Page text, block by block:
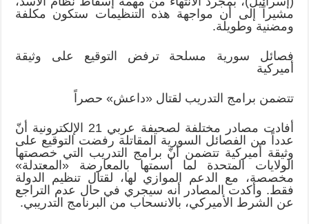
مشيراً إلى أن مواجهة هذه التنظيمات ستكون مكلفة
ومضنية وطويلة.
فصائل سورية مسلحة ترفض التوقيع على وثيقة
أميركية
تتضمن برامج التدريب لقتال «داعش» حصراً
أفادت مصادر مختلفة لصحيفة عربي 21 الإلكترونية أنّ
عدداً من الفصائل السورية المقاتلة رفضت التوقيع على
وثيقة أميركية تتضمن أنّ برامج التدريب التي خصصتها
الولايات المتحدة لما أسمتها بالمعارضة «المعتدلة»
مخصصة، مع الدعم الموازي لها، لقتال تنظيم الدولة
فقط. وأكدت المصادر أنه سيجري في حال عدم التراجع
عن الشرط الأميركي، بالانسحاب من البرنامج التدريبي.